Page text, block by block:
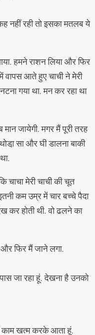
नहीं रही तो इसका मतलब ये
हमने राशन लिया और फिर
आते हुए चाची ने मेरी
गया था. मन कर रहा था
मान जायेगी. मगर मैं पूरी तरह
सा और घी डालना बाकी
चाचा मेरी चाची की चूत
कम उम्र में चार बच्चे पैदा
कर होती थी. वो ढलने का
फिर मैं जाने लगा.
जा रहा हूं. देखना है उनको
काम खत्म करके आता हूं.